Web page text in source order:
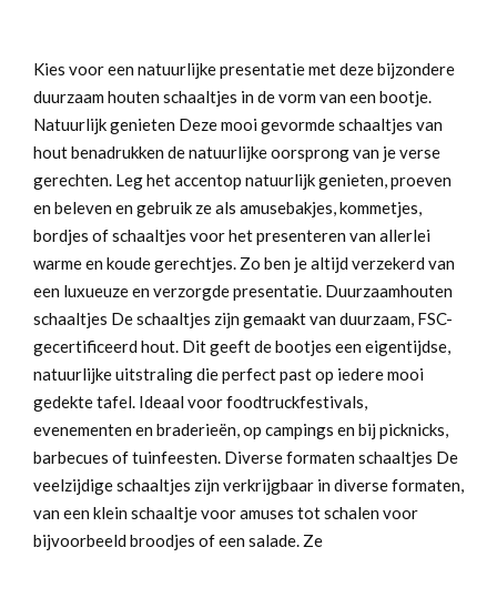
Kies voor een natuurlijke presentatie met deze bijzondere
duurzaam houten schaaltjes in de vorm van een bootje.
Natuurlijk genieten Deze mooi gevormde schaaltjes van
hout benadrukken de natuurlijke oorsprong van je verse
gerechten. Leg het accentop natuurlijk genieten, proeven
en beleven en gebruik ze als amusebakjes, kommetjes,
bordjes of schaaltjes voor het presenteren van allerlei
warme en koude gerechtjes. Zo ben je altijd verzekerd van
een luxueuze en verzorgde presentatie. Duurzaamhouten
schaaltjes De schaaltjes zijn gemaakt van duurzaam, FSC-
gecertificeerd hout. Dit geeft de bootjes een eigentijdse,
natuurlijke uitstraling die perfect past op iedere mooi
gedekte tafel. Ideaal voor foodtruckfestivals,
evenementen en braderieën, op campings en bij picknicks,
barbecues of tuinfeesten. Diverse formaten schaaltjes De
veelzijdige schaaltjes zijn verkrijgbaar in diverse formaten,
van een klein schaaltje voor amuses tot schalen voor
bijvoorbeeld broodjes of een salade. Ze